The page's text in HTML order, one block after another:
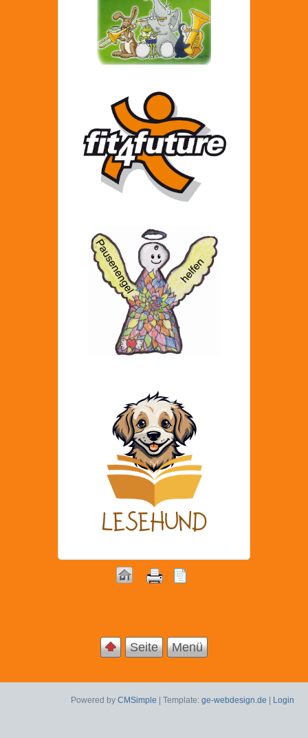
Seite Menü
Powered by CMSimple | Template: ge-webdesign.de Login